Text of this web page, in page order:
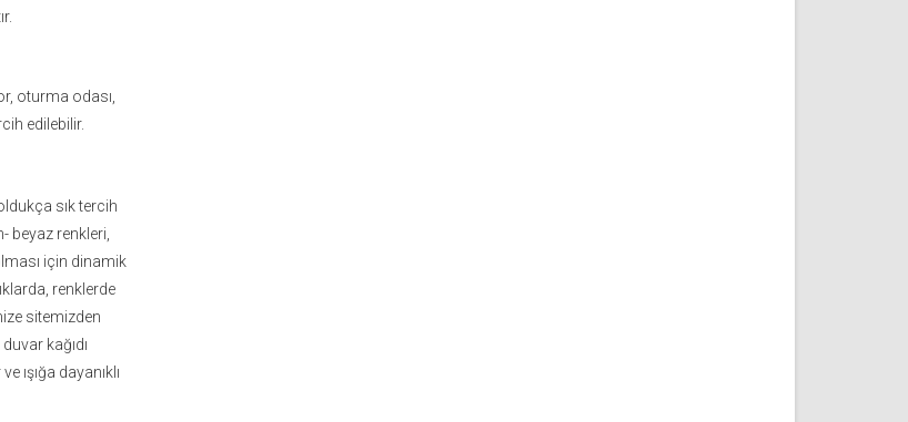
oturma odası,
edilebilir.
sık tercih
beyaz renkleri,
için dinamik
renklerde
sitemizden
kağıdı
ışığa dayanıklı